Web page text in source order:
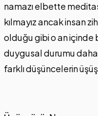
namazı elbette
kılmayız ancak insan
olduğu gibi o an içinde
duygusal durumu
farklı düşüncelerin